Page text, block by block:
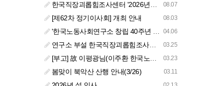
08.07
한국직장괴롭힘조사센터 '2026년도 하반기 주요 사업 안내' (교육/컨설팅)
08.03
[제62차 정기이사회] 개최 안내
04.06
'한국노동사회연구소 창립 40주년 기념 행사 안내'
03.25
연구소 부설 한국직장괴롭힘조사센터 '2026년도 주요 사업 안내' (교육/컨설팅)
03.23
[부고] 故 이평광님(이주환 한국노동사회연구소 부소장 부친상)
03.11
봄맞이 북악산 산행 안내(3/26)